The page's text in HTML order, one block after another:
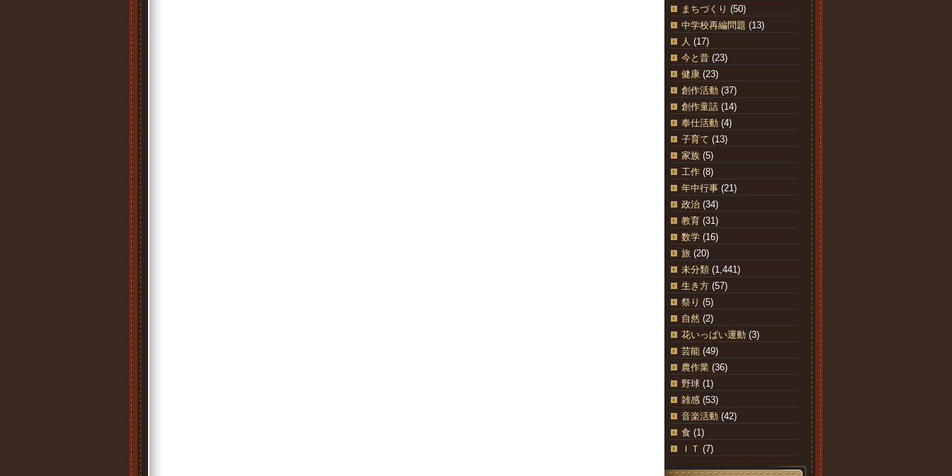
まちづくり (50)
中学校再編問題 (13)
人 (17)
今と昔 (23)
健康 (23)
創作活動 (37)
創作童話 (14)
奉仕活動 (4)
子育て (13)
家族 (5)
工作 (8)
年中行事 (21)
政治 (34)
教育 (31)
数学 (16)
旅 (20)
未分類 (1,441)
生き方 (57)
祭り (5)
自然 (2)
花いっぱい運動 (3)
芸能 (49)
農作業 (36)
野球 (1)
雑感 (53)
音楽活動 (42)
食 (1)
ＩＴ (7)